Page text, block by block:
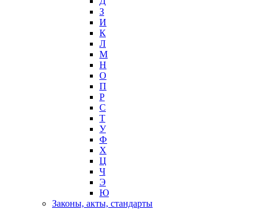
З
И
К
Л
М
Н
О
П
Р
С
Т
У
Ф
Х
Ц
Ч
Э
Ю
Законы, акты, стандарты